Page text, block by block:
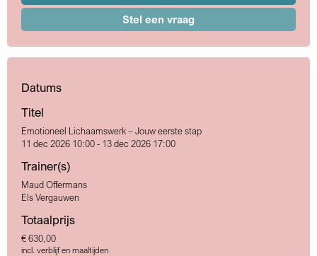
Stel een vraag
Datums
Titel
Emotioneel Lichaamswerk – Jouw eerste stap
11 dec 2026 10:00 - 13 dec 2026 17:00
Trainer(s)
Maud Offermans
Els Vergauwen
Totaalprijs
€ 630,00
incl. verblijf en maaltijden